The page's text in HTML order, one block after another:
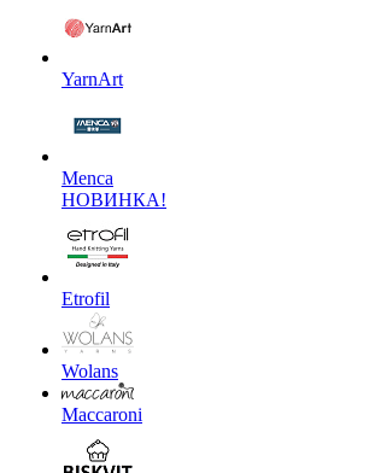
YarnArt
Menca
НОВИНКА!
Etrofil
Wolans
Maccaroni